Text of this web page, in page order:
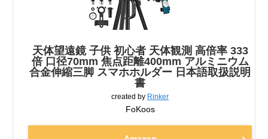
天体望遠鏡 子供 初心者 天体観測 高倍率 333
倍 口径70mm 焦点距離400mm アルミニウム
合金伸縮三脚 スマホホルダー 日本語取扱説明
書
created by Rinker
FoKoos